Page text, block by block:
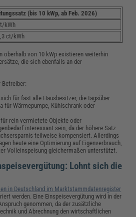
(bis 10 kWp, ab Feb. 2026)
kWh
ct/kWh
oberhalb von 10 kWp existieren weiterhin
die sich ebenfalls an der
für fast alle Hausbesitzer, die tagsüber
für Wärmepumpe, Kühlschrank oder
für rein vermietete Objekte oder
interessant sein, da der höhere Satz
teilweise kompensiert. Allerdings
heute eine Optimierung auf Eigenverbrauch,
Volleinspeisung gleichermaßen unterstützt.
Lohnt sich die
in Deutschland im Marktstammdatenregister
werden. Eine Einspeisevergütung wird in der
genommen, da der zusätzliche
und Abrechnung den wirtschaftlichen